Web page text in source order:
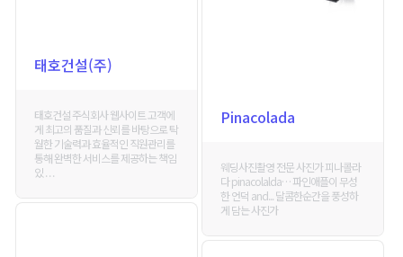
Pinacolada
웨딩사진촬영 전문 사진가 피나콜라
다 pinacolalda… 파인애플이 무성
한 언덕 and... 달콤한순간을 풍성하
게 담는 사진가
태호건설(주)
태호건설 주식회사 웹사이트 고객에
게 최고의 품질과 신뢰를 바탕으로 탁
월한 기술력과 효율적인 직원관리를
통해 완벽한 서비스를 제공하는 책임
있 . . .